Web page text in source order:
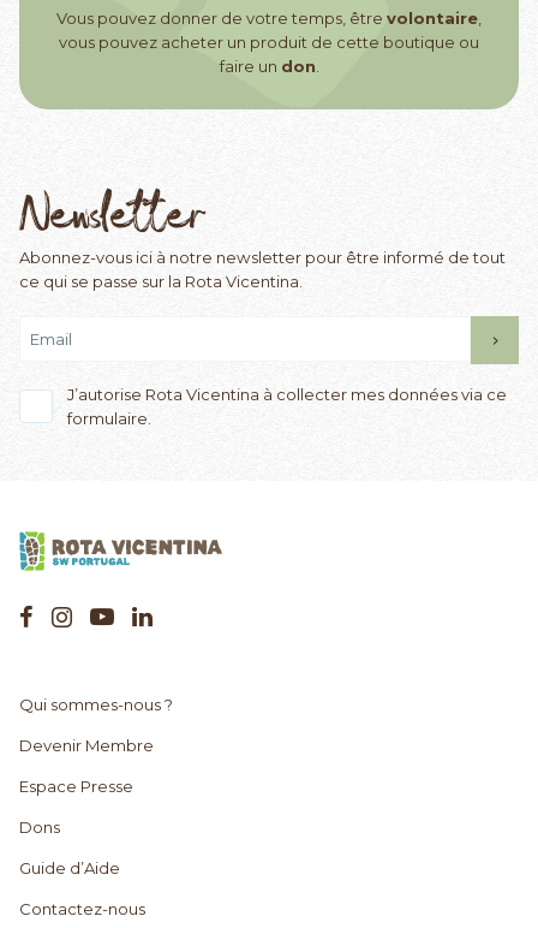
Vous pouvez donner de votre temps, être volontaire
vous pouvez acheter un produit de cette boutique ou
faire un don
Newsletter
Abonnez-vous ici à notre newsletter pour être informé de tout
ce qui se passe sur la Rota Vicentina.
J’autorise Rota Vicentina à collecter mes données via ce
formulaire.
Qui sommes-nous ?
Devenir Membre
Espace Presse
Dons
Guide d’Aide
Contactez-nous